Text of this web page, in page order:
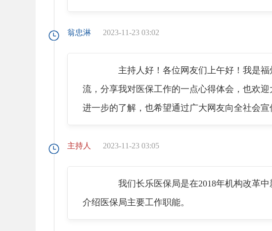
翁忠淋 2023-11-23 03:02
主持人好！各位网友们上午好！我是福
流，分享我对医保工作的一点心得体会，也欢
进一步的了解，也希望通过广大网友向全社会
主持人 2023-11-23 03:05
我们长乐医保局是在2018年机构改革中
介绍医保局主要工作职能。